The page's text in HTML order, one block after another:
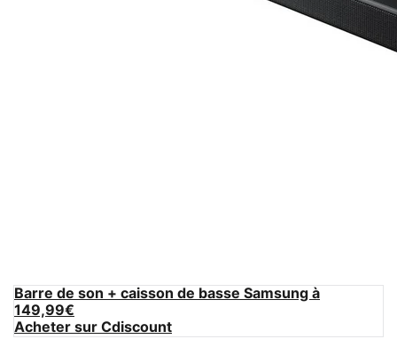
Barre de son + caisson de basse Samsung à
149,99€
Acheter sur Cdiscount